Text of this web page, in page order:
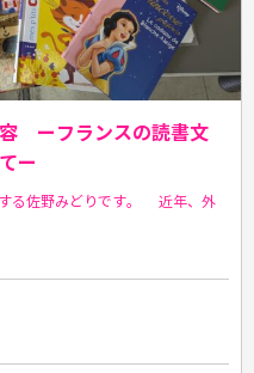
ーフランスの読書文
ー
る佐野みどりです。 近年、外